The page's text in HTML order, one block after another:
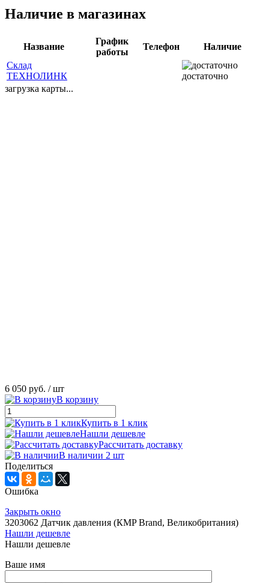
Наличие в магазинах
Название
График
работы
Телефон
Наличие
Склад
ТЕХНОЛИНК
достаточно
загрузка карты...
6 050 руб. / шт
В корзину
Купить в 1 клик
Нашли дешевле
Рассчитать доставку
В наличии 2 шт
Поделиться
Ошибка
Закрыть окно
3203062 Датчик давления (КMP Brand, Великобритания)
Нашли дешевле
Нашли дешевле
Ваше имя